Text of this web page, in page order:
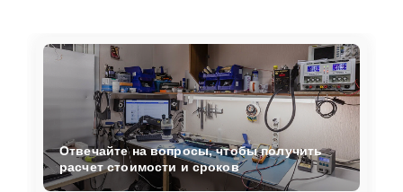
Отвечайте на вопросы, чтобы получить
расчет стоимости и сроков